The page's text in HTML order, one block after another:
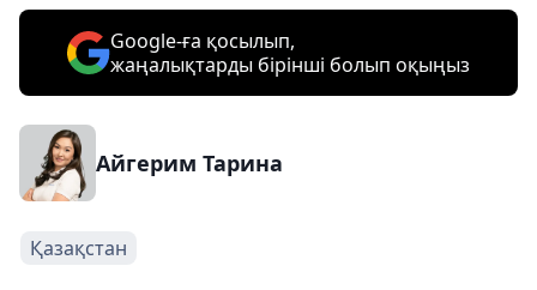
Google-ға қосылып,
жаңалықтарды бірінші болып оқыңыз
Айгерим Тарина
Қазақстан